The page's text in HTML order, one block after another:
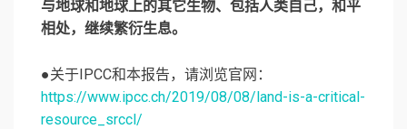
与地球和地球上的其它生物、包括人类自己，和平
相处，继续繁衍生息。
●关于IPCC和本报告，请浏览官网：
https://www.ipcc.ch/2019/08/08/land-is-a-critical-
resource_srccl/